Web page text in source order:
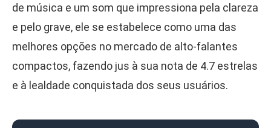
de música e um som que impressiona pela clareza
e pelo grave, ele se estabelece como uma das
melhores opções no mercado de alto-falantes
compactos, fazendo jus à sua nota de 4.7 estrelas
e à lealdade conquistada dos seus usuários.